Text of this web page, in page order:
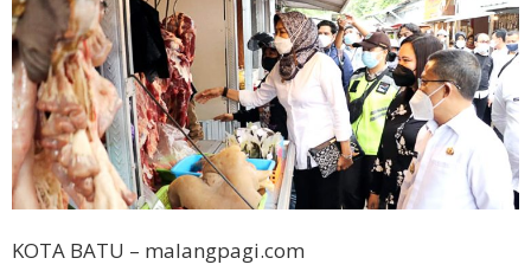
KOTA BATU – malangpagi.com